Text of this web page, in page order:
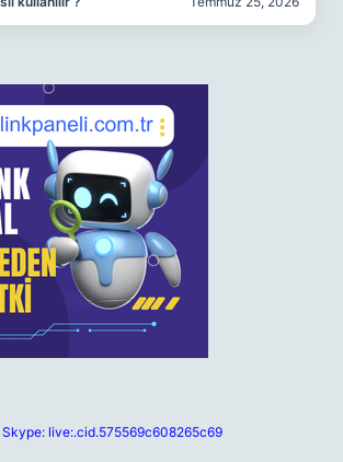
Skype: live:.cid.575569c608265c69